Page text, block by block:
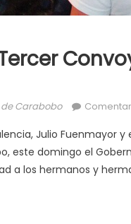
Carabobo
Julio Fuenmayor
este domingo el
a los hermanos y